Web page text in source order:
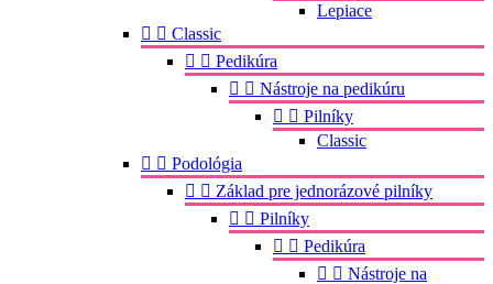
Lepiace
  Classic
  Pedikúra
  Nástroje na pedikúru
  Pilníky
Classic
  Podológia
  Základ pre jednorázové pilníky
  Pilníky
  Pedikúra
  Nástroje na